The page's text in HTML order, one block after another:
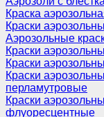
Краска
Краски
Аэрозольные
Краски
Краски
Краски
перламутровые
Краски
флуоресцентные